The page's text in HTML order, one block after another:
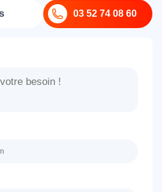
03 52 74 08 60